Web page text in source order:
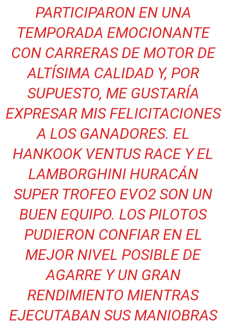
PARTICIPARON EN UNA
TEMPORADA EMOCIONANTE
CON CARRERAS DE MOTOR DE
ALTÍSIMA CALIDAD Y, POR
SUPUESTO, ME GUSTARÍA
EXPRESAR MIS FELICITACIONES
A LOS GANADORES. EL
HANKOOK VENTUS RACE Y EL
LAMBORGHINI HURACÁN
SUPER TROFEO EVO2 SON UN
BUEN EQUIPO. LOS PILOTOS
PUDIERON CONFIAR EN EL
MEJOR NIVEL POSIBLE DE
AGARRE Y UN GRAN
RENDIMIENTO MIENTRAS
EJECUTABAN SUS MANIOBRAS